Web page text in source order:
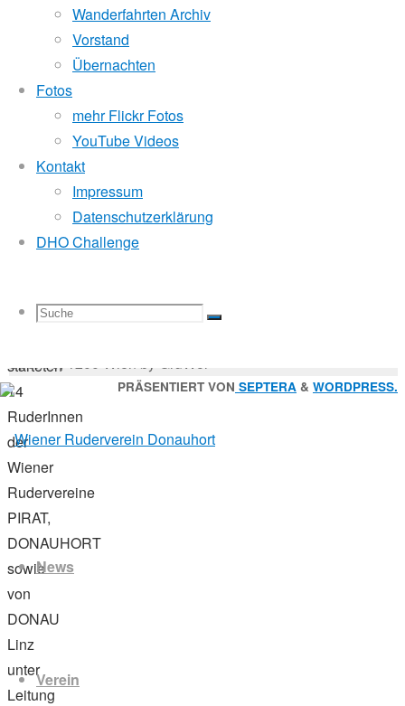
Wanderfahrten Archiv
Vorstand
Übernachten
Fotos
mehr Flickr Fotos
YouTube Videos
Kontakt
Impressum
Datenschutzerklärung
DHO Challenge
Suche
Suchen
nach:
Suche
Zum
Inhalt
springenNews
Verein
Weser
mit
und
Donau
Linz
Ende
starteten
14
RuderInnen
der
Wiener
Rudervereine
PIRAT,
DONAUHORT
sowie
von
DONAU
Linz
unter
Leitung
Windfinder Kuchelauer Hafen
Mitglied der
Godfrey Donauhort Club Kit
Sternfahrten Archiv
Ruderlinks-
Impressum-
nach:
Sporn 9, 1200 Wien by GruWol
PRÄSENTIERT VON SEPTERA & WORDPRESS.
Zurück
nach
oben